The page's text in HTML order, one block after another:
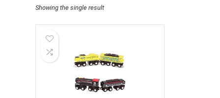
Showing the single result